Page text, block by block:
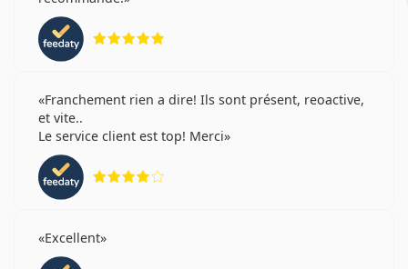
Franchement rien a dire! Ils sont présent, reoactive,
et vite..
Le service client est top! Merci
Excellent